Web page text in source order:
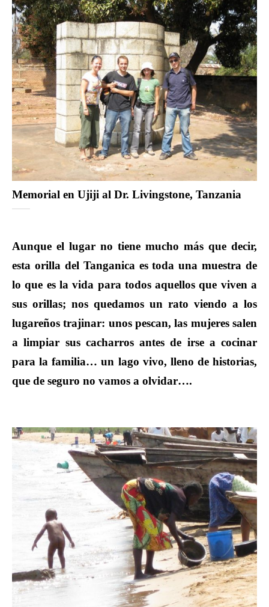
Memorial en Ujiji al Dr. Livingstone, Tanzania
Aunque el lugar no tiene mucho más que decir,
esta orilla del Tanganica es toda una muestra de
lo que es la vida para todos aquellos que viven a
sus orillas; nos quedamos un rato viendo a los
lugareños trajinar: unos pescan, las mujeres salen
a limpiar sus cacharros antes de irse a cocinar
para la familia… un lago vivo, lleno de historias,
que de seguro no vamos a olvidar….